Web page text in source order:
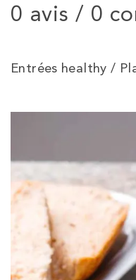
0 avis / 0
Entrées healthy /